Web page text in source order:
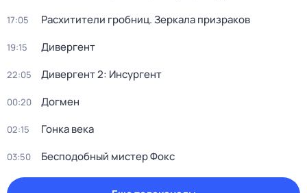
17:05 Расхитители гробниц. Зеркала призраков
19:15 Дивергент
22:05 Дивергент 2: Инсургент
00:20 Догмен
02:15 Гонка века
03:50 Бесподобный мистер Фокс